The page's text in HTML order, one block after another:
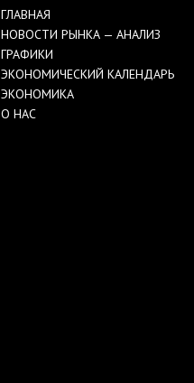
ГЛАВНАЯ
НОВОСТИ РЫНКА — АНАЛИЗ
ГРАФИКИ
ЭКОНОМИЧЕСКИЙ КАЛЕНДАРЬ
ЭКОНОМИКА
О НАС